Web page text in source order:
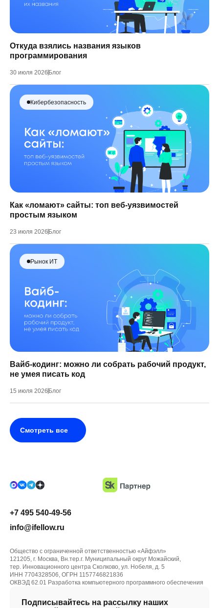
Откуда взялись названия языков
программирования
30 июля 2026 Блог
Кибербезопасность
Как «ломают» сайты: топ веб-уязвимостей
простым языком
23 июля 2026 Блог
Рынок ИТ
Вайб-кодинг: можно ли собрать рабочий продукт,
не умея писать код
15 июля 2026 Блог
Смотреть все
Подписывайтесь на рассылку наших
+7 495 540-49-56
info@ifellow.ru
Общество с ограниченной ответственностью «Айфэлл»
121205, г. Москва, Вн.тер.г. Муниципальный округ Можайский,
тер. Инновационного центра Сколково, ул. Нобеля, д. 5
ИНН 7704328506, ОГРН 1157746821836
ОКВЭД 62.01 Разработка компьютерного программного обеспечения